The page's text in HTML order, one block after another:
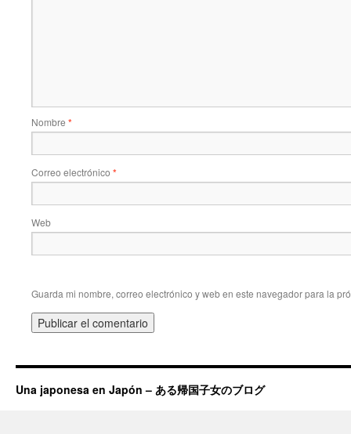
Nombre *
Correo electrónico *
Web
Guarda mi nombre, correo electrónico y web en este navegador para la
Una japonesa en Japón – ある帰国子女のブログ